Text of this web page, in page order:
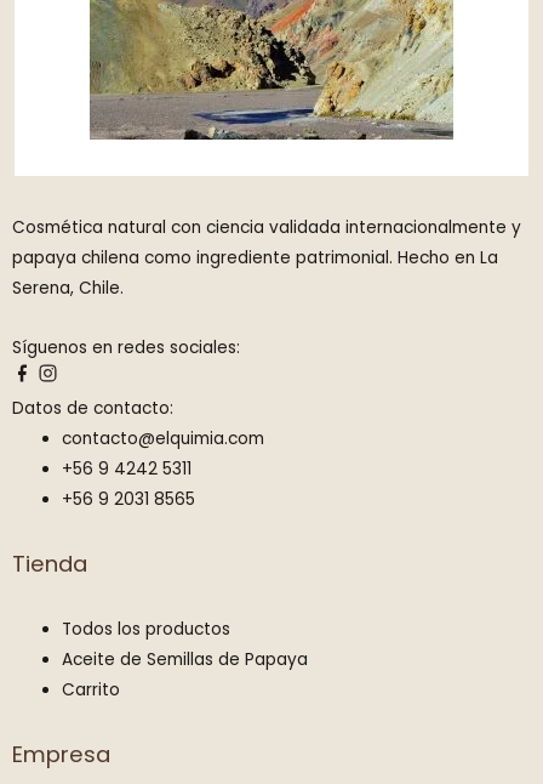
Cosmética natural con ciencia validada internacionalmente y
papaya chilena como ingrediente patrimonial. Hecho en La
Serena, Chile.
Síguenos en redes sociales:
Datos de contacto:
contacto@elquimia.com
+56 9 4242 5311
+56 9 2031 8565
Tienda
Todos los productos
Aceite de Semillas de Papaya
Carrito
Empresa